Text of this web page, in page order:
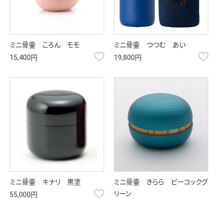
ミニ骨壷 ころん モモ
15,400円
お気に入り
ミニ骨壷 つつむ あい
19,800円
ミニ骨壷 キナリ 黒塗
55,000円
お気に入り
ミニ骨壷 きらら ピーコックグ
リーン